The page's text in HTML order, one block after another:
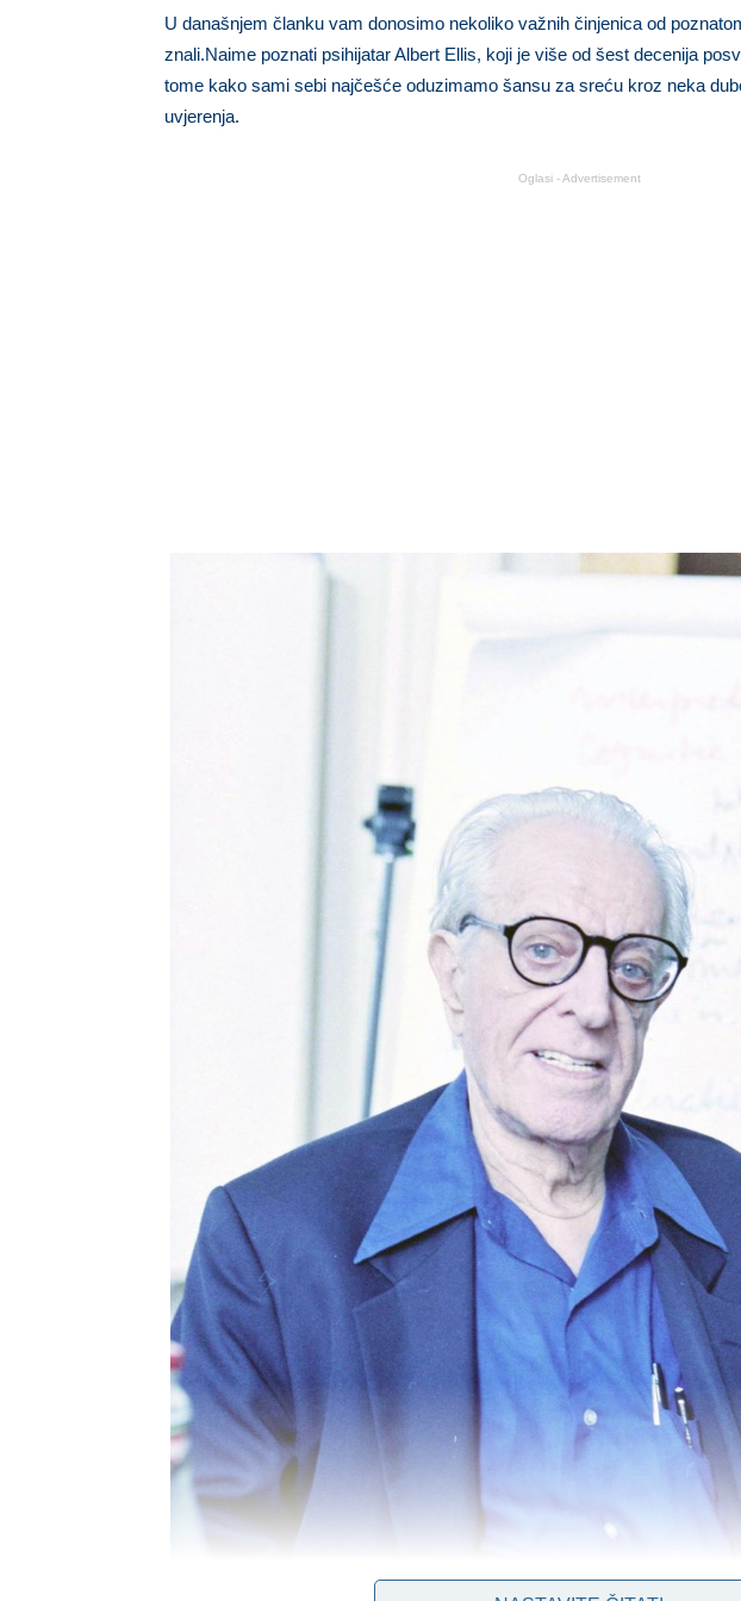
U današnjem članku vam donosimo nekoliko važnih činjenica od
znali.Naime poznati psihijatar Albert Ellis, koji je više od šest decenija
tome kako sami sebi najčešće oduzimamo šansu za sreću kroz neka
uvjerenja.
Oglasi - Advertisement